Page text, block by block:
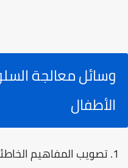
وسائل معالجة
الأطفال
تصويب المفاهيم